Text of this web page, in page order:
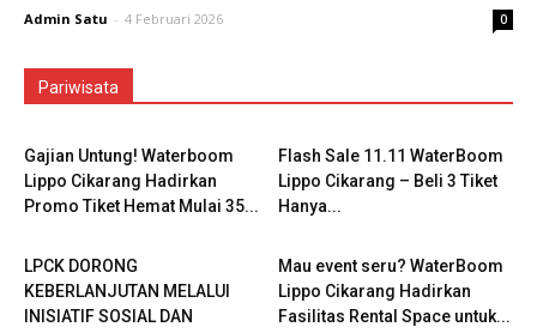
Admin Satu - 4 Februari 2026 0
Pariwisata
Gajian Untung! Waterboom
Lippo Cikarang Hadirkan
Promo Tiket Hemat Mulai 35...
Flash Sale 11.11 WaterBoom
Lippo Cikarang – Beli 3 Tiket
Hanya...
LPCK DORONG
KEBERLANJUTAN MELALUI
INISIATIF SOSIAL DAN
Mau event seru? WaterBoom
Lippo Cikarang Hadirkan
Fasilitas Rental Space untuk...